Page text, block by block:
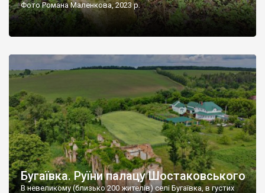
Фото Романа Маленкова, 2023 р.
Бугаївка. Руїни палацу Шостаковського
В невеликому (близько 200 жителів) селі Бугаївка, в густих